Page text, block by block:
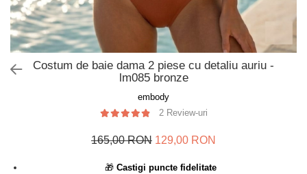
Pijamale cocolino cuplu
Pijamale familie
Pijamale finet
SoseteCostum de baie dama 2 piese cu detaliu auriu -
lm085 bronze
embody
2 Review-uri
165,00 RON 129,00 RON
🎁 Castigi puncte fidelitate